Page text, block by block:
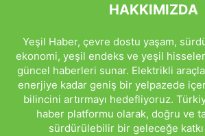
HAKKIMIZDA
Yeşil Haber, çevre dostu yaşam,
ekonomi, yeşil endeks ve yeşil
güncel haberleri sunar. Elektrikli
enerjiye kadar geniş bir yelpazede
bilincini artırmayı hedefliyoruz.
haber platformu olarak, doğru ve
sürdürülebilir bir geleceğe katkı